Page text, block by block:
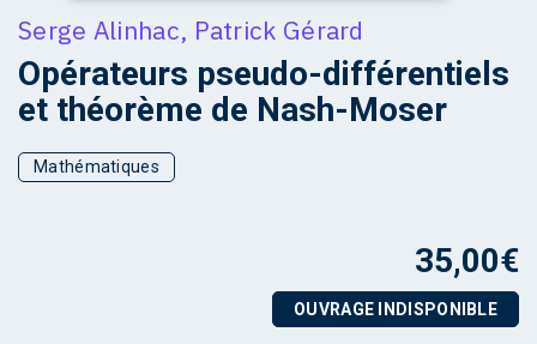
Serge Alinhac, Patrick Gérard
Opérateurs pseudo-différentiels
et théorème de Nash-Moser
Mathématiques
35,00€
OUVRAGE INDISPONIBLE